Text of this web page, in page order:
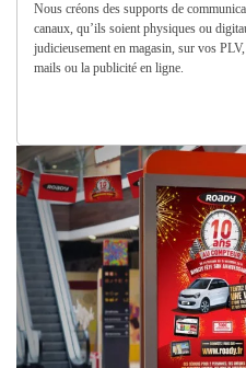
Nous créons des supports de
canaux, qu’ils soient physiques ou
judicieusement en magasin, sur vos
mails ou la publicité en ligne.